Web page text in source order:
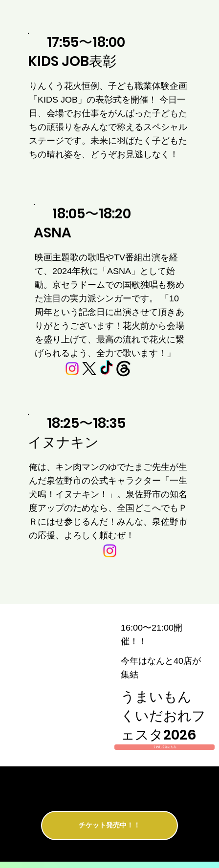
17:55〜18:00
KIDS JOB表彰
りんくう花火恒例、子ども職業体験企画
「KIDS JOB」の表彰式を開催！ 今日一
日、会場でお仕事をがんばった子どもた
ちの頑張りをみんなで称えるスペシャル
ステージです。未来に羽ばたく子どもた
ちの晴れ姿を、どうぞお見逃しなく！
18:05〜18:20
ASNA
映画主題歌の歌唱やTV番組出演を経
て、2024年秋に「ASNA」として始
動。京セラドームでの国歌独唱も務め
た注目の実力派シンガーです。 「10
周年という記念日に出演させて頂きあ
りがとうございます！花火前から会場
を盛り上げて、最高の流れで花火に繋
げられるよう、全力で歌います！」
18:25〜18:35
イヌナキン
俺は、キン肉マンのゆでたまご先生が生
んだ泉佐野市の公式キャラクター「一生
犬鳴！イヌナキン！」。泉佐野市の知名
度アップのためなら、全国どこへでもＰ
Ｒにはせ参じるんだ！みんな、泉佐野市
の応援、よろしく頼むぜ！
うまいもん
くいだおれフ
ェスタ2026
16:00〜21:00開
催！！
今年はなんと40店が
集結
くわしくはこちら
チケット発売中！！